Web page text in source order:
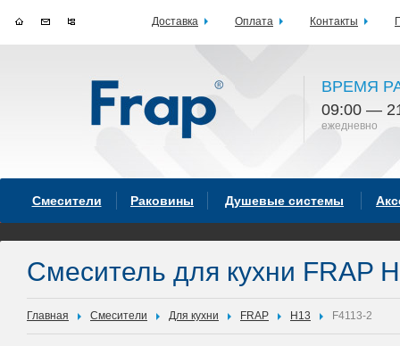
ВРЕМЯ
09:00 —
ежедневно
Смесители Раковины Душевые системы
Смеситель для кухни FRAP
Главная Смесители Для кухни FRAP H13 F4113-2
Доставка Оплата Контакты